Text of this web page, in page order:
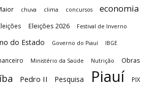
chuva clima concursos economia
Eleições 2026 Festival de Inverno
do Estado Governo do Piauí IBGE
Ministério da Saúde Nutrição Obras
Pedro II Pesquisa Piauí PIX